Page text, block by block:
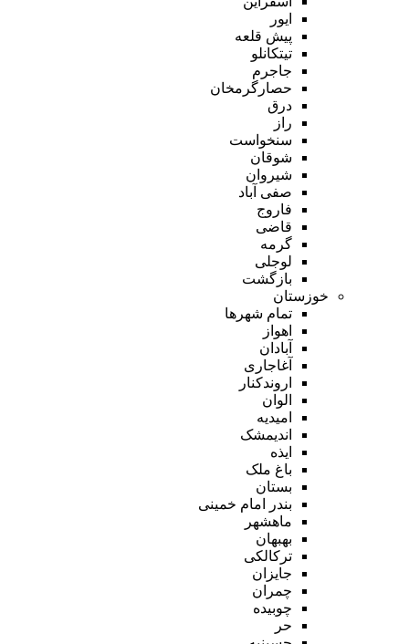
ایور
پیش قلعه
تیتکانلو
جاجرم
حصارگرمخان
درق
راز
سنخواست
شوقان
شیروان
صفی آباد
فاروج
قاضی
گرمه
لوجلی
بازگشت
خوزستان
تمام شهر‌ها
اهواز
آبادان
آغاجاری
اروندکنار
الوان
امیدیه
اندیمشک
ایذه
باغ ملک
بستان
بندر امام خمینی
ماهشهر
بهبهان
ترکالکی
جایزان
چمران
چوبیده
حر